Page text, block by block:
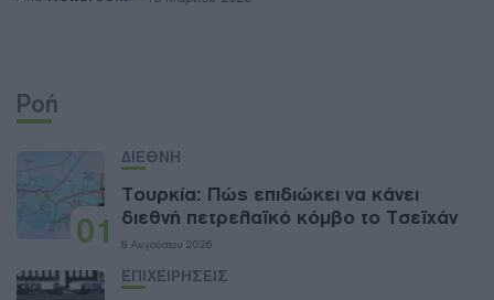
Ροή
01
ΔΙΕΘΝΗ
Τουρκία: Πώς επιδιώκει να κάνει
διεθνή πετρελαϊκό κόμβο το Τσεϊχάν
8 Αυγούστου 2026
ΕΠΙΧΕΙΡΗΣΕΙΣ